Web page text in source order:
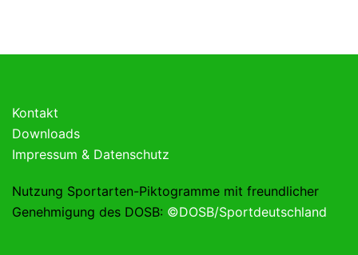
Kontakt
Downloads
Impressum & Datenschutz
Nutzung Sportarten-Piktogramme mit freundlicher
Genehmigung des DOSB: ©DOSB/Sportdeutschland